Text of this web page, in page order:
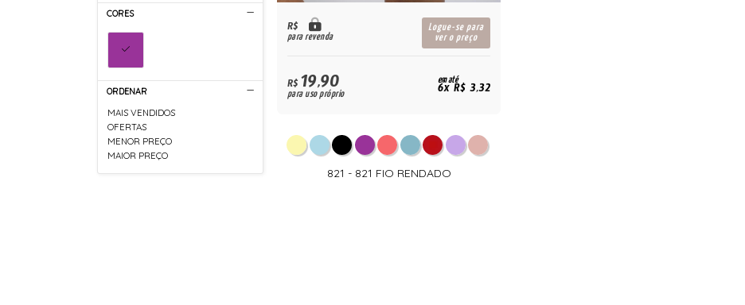
CORES
ORDENAR
MAIS VENDIDOS
OFERTAS
MENOR PREÇO
MAIOR PREÇO
R$
para revenda
Logue-se para
ver o preço
R$19,90
para uso próprio
em até
6x R$ 3,32
821 - 821 FIO RENDADO